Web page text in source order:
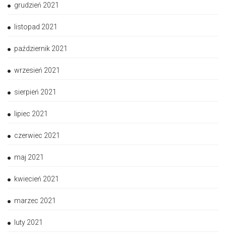
grudzień 2021
listopad 2021
październik 2021
wrzesień 2021
sierpień 2021
lipiec 2021
czerwiec 2021
maj 2021
kwiecień 2021
marzec 2021
luty 2021